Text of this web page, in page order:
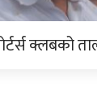
क्लबको